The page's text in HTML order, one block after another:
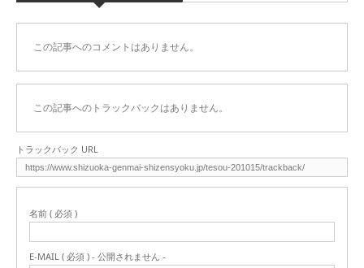
この記事へのコメントはありません。
この記事へのトラックバックはありません。
トラックバック URL
名前 ( 必須 )
E-MAIL ( 必須 ) - 公開されません -